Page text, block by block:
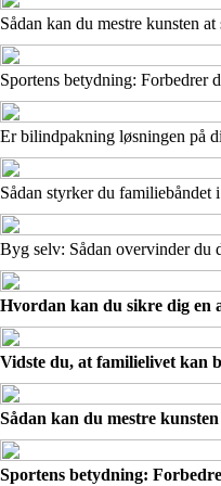
Sådan kan du mestre kunsten
Sportens betydning: Forbedrer
Er bilindpakning løsningen på
Sådan styrker du familiebåndet
Byg selv: Sådan overvinder du
Hvordan kan du sikre dig en
Vidste du, at familielivet kan
Sådan kan du mestre
Sportens betydning: